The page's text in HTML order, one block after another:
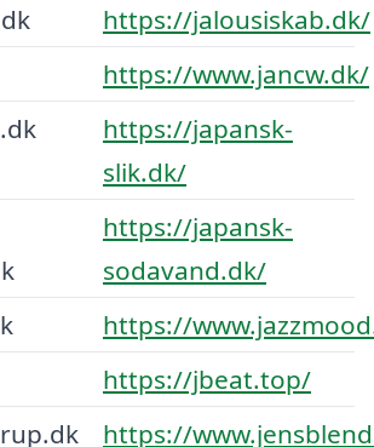
https://jalousiskab.dk/
https://www.jancw.dk/
https://japansk-
slik.dk/
https://japansk-
sodavand.dk/
https://
https://jbeat.top/
https://